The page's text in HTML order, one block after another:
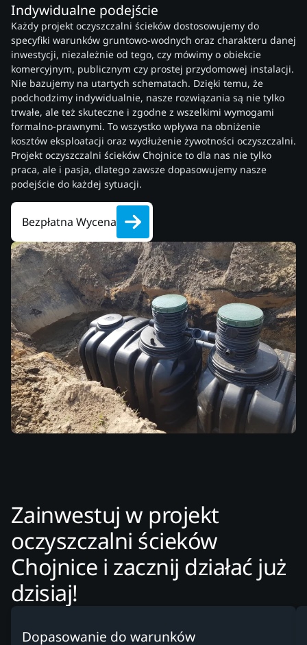
Indywidualne podejście
Każdy projekt oczyszczalni ścieków dostosowujemy do
specyfiki warunków gruntowo-wodnych oraz charakteru danej
inwestycji, niezależnie od tego, czy mówimy o obiekcie
komercyjnym, publicznym czy prostej przydomowej instalacji.
Nie bazujemy na utartych schematach. Dzięki temu, że
podchodzimy indywidualnie, nasze rozwiązania są nie tylko
trwałe, ale też skuteczne i zgodne z wszelkimi wymogami
formalno-prawnymi. To wszystko wpływa na obniżenie
kosztów eksploatacji oraz wydłużenie żywotności oczyszczalni.
Projekt oczyszczalni ścieków Chojnice to dla nas nie tylko
praca, ale i pasja, dlatego zawsze dopasowujemy nasze
podejście do każdej sytuacji.
Bezpłatna Wycena
Zainwestuj w projekt
oczyszczalni ścieków
Chojnice i zacznij działać już
dzisiaj!
Dopasowanie do warunków